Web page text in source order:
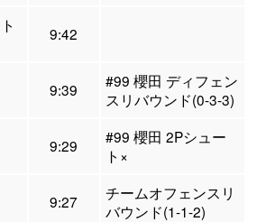
9:42
9:39
#99 櫻田 ディフェン
スリバウンド(0-3-3)
9:29
#99 櫻田 2Pシュー
ト×
9:27
チームオフェンスリ
バウンド(1-1-2)